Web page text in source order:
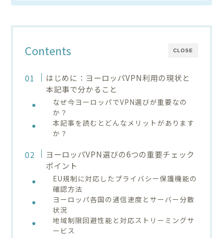
CLOSE
Contents
はじめに：ヨーロッパVPN利用の現状と
本記事で分かること
なぜ今ヨーロッパでVPN選びが重要なの
か？
本記事を読むとどんなメリットがあります
か？
ヨーロッパVPN選びの6つの重要チェック
ポイント
EU規制に対応したプライバシー保護機能の
確認方法
ヨーロッパ各国の通信速度とサーバー分散
状況
地域制限回避性能と対応ストリーミングサ
ービス